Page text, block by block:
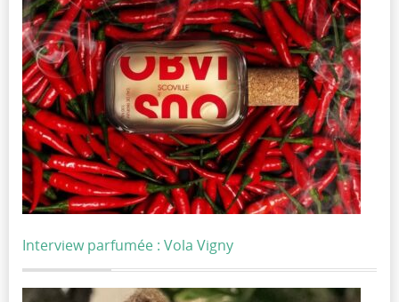
Interview parfumée : Vola Vigny